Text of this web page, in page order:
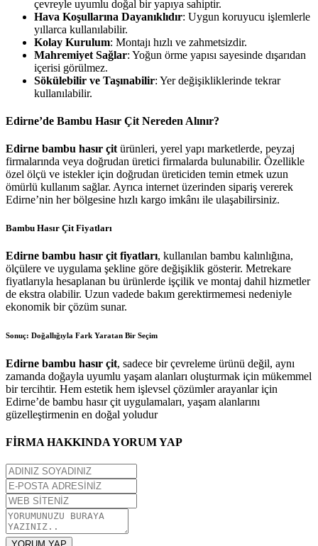
çevreyle uyumlu doğal bir yapıya sahiptir.
Hava Koşullarına Dayanıklıdır: Uygun koruyucu işlemlerle
yıllarca kullanılabilir.
Kolay Kurulum: Montajı hızlı ve zahmetsizdir.
Mahremiyet Sağlar: Yoğun örme yapısı sayesinde dışarıdan
içerisi görülmez.
Sökülebilir ve Taşınabilir: Yer değişikliklerinde tekrar
kullanılabilir.
Edirne’de Bambu Hasır Çit Nereden Alınır?
Edirne bambu hasır çit ürünleri, yerel yapı marketlerde, peyzaj
firmalarında veya doğrudan üretici firmalarda bulunabilir. Özellikle
özel ölçü ve istekler için doğrudan üreticiden temin etmek uzun
ömürlü kullanım sağlar. Ayrıca internet üzerinden sipariş vererek
Edirne’nin her bölgesine hızlı kargo imkânı ile ulaşabilirsiniz.
Bambu Hasır Çit Fiyatları
Edirne bambu hasır çit fiyatları, kullanılan bambu kalınlığına,
ölçülere ve uygulama şekline göre değişiklik gösterir. Metrekare
fiyatlarıyla hesaplanan bu ürünlerde işçilik ve montaj dahil hizmetler
de ekstra olabilir. Uzun vadede bakım gerektirmemesi nedeniyle
ekonomik bir çözüm sunar.
Sonuç: Doğallığıyla Fark Yaratan Bir Seçim
Edirne bambu hasır çit, sadece bir çevreleme ürünü değil, aynı
zamanda doğayla uyumlu yaşam alanları oluşturmak için mükemmel
bir tercihtir. Hem estetik hem işlevsel çözümler arayanlar için
Edirne’de bambu hasır çit uygulamaları, yaşam alanlarını
güzelleştirmenin en doğal yoludur
FİRMA HAKKINDA YORUM YAP